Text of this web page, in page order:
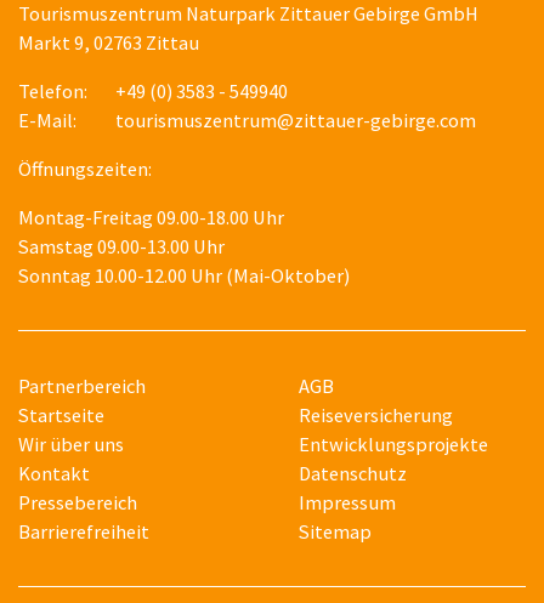
Tourismuszentrum Naturpark Zittauer Gebirge GmbH
Markt 9, 02763 Zittau
Telefon:
+49 (0) 3583 - 549940
E-Mail:
tourismuszentrum@zittauer-gebirge.com
Öffnungszeiten:
Montag-Freitag 09.00-18.00 Uhr
Samstag 09.00-13.00 Uhr
Sonntag 10.00-12.00 Uhr (Mai-Oktober)
Partnerbereich
Startseite
Wir über uns
Kontakt
Pressebereich
Barrierefreiheit
AGB
Reiseversicherung
Entwicklungsprojekte
Datenschutz
Impressum
Sitemap